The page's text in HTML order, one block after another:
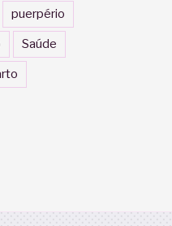
puerpério
Saúde